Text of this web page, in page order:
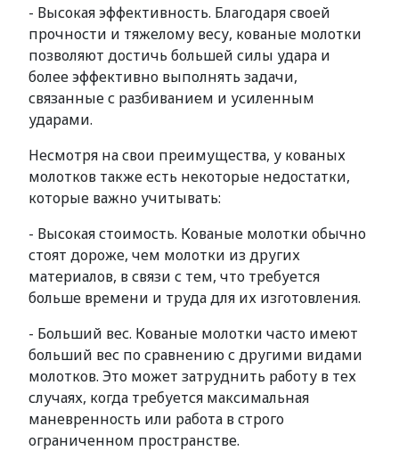
- Высокая эффективность. Благодаря своей
прочности и тяжелому весу, кованые молотки
позволяют достичь большей силы удара и
более эффективно выполнять задачи,
связанные с разбиванием и усиленным
ударами.
Несмотря на свои преимущества, у кованых
молотков также есть некоторые недостатки,
которые важно учитывать:
- Высокая стоимость. Кованые молотки обычно
стоят дороже, чем молотки из других
материалов, в связи с тем, что требуется
больше времени и труда для их изготовления.
- Больший вес. Кованые молотки часто имеют
больший вес по сравнению с другими видами
молотков. Это может затруднить работу в тех
случаях, когда требуется максимальная
маневренность или работа в строго
ограниченном пространстве.